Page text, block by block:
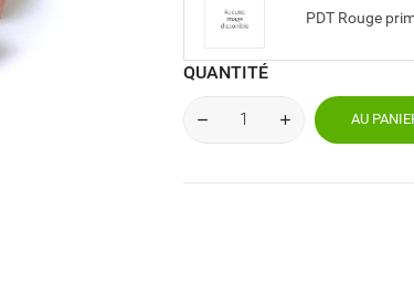
PDT Rouge
QUANTITÉ
AU